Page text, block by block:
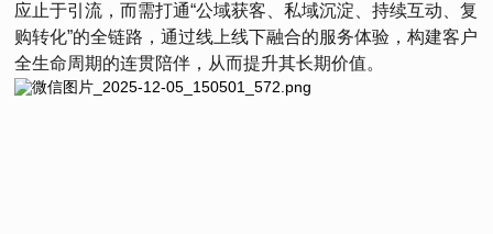
应止于引流，而需打通“公域获客、私域沉淀、持续互动、复
购转化”的全链路，通过线上线下融合的服务体验，构建客户
全生命周期的连贯陪伴，从而提升其长期价值。